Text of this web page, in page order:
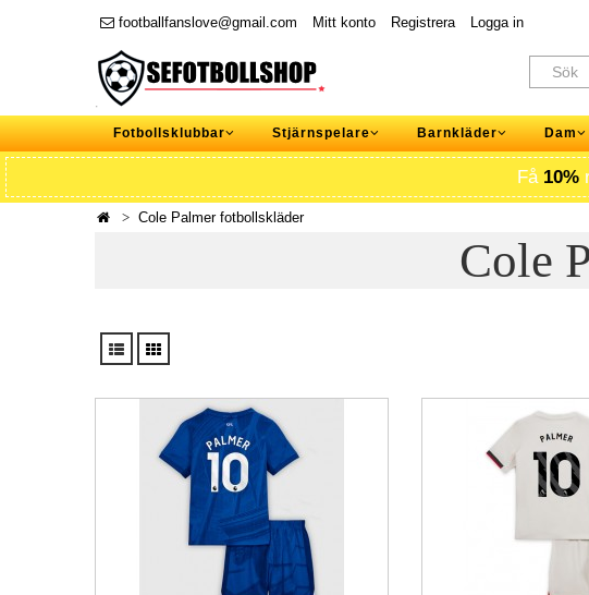
footballfanslove@gmail.com Mitt konto Registrera Logga in
Fotbollsklubbar Stjärnspelare Barnkläder Dam
Få 10%
Cole Palmer fotbollskläder
Cole